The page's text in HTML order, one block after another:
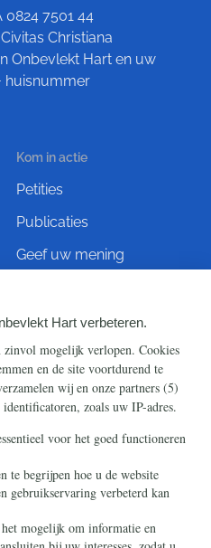
0824 7501 44
Christiana
Onbevlekt Hart en uw
huisnummer
Kom in actie
Petities
Publicaties
Geef uw mening
Info
Contact
Ontvang onze Telegram-
berichten